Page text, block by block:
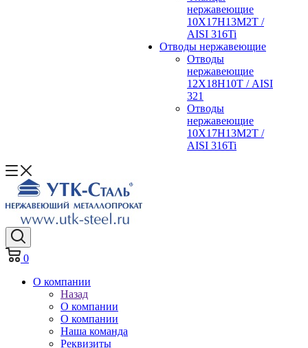
нержавеющие
10Х17Н13М2Т /
AISI 316Ti
Отводы нержавеющие
Отводы
нержавеющие
12Х18Н10Т / AISI
321
Отводы
нержавеющие
10Х17Н13М2Т /
AISI 316Ti
0
О компании
Назад
О компании
О компании
Наша команда
Реквизиты